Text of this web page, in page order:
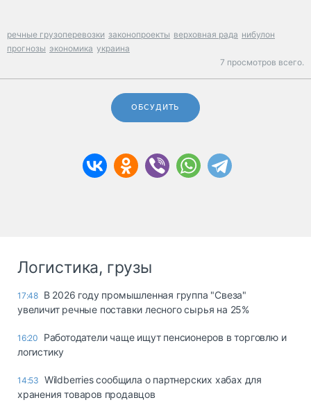
речные грузоперевозки законопроекты верховная рада нибулон
прогнозы экономика украина
7 просмотров всего.
ОБСУДИТЬ
Логистика, грузы
17:48 В 2026 году промышленная группа "Свеза"
увеличит речные поставки лесного сырья на 25%
16:20
Работодатели чаще ищут пенсионеров в торговлю и
логистику
14:53 Wildberries сообщила о партнерских хабах для
хранения товаров продавцов